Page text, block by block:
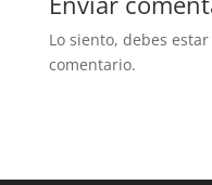
Lo siento, debes estar
comentario.